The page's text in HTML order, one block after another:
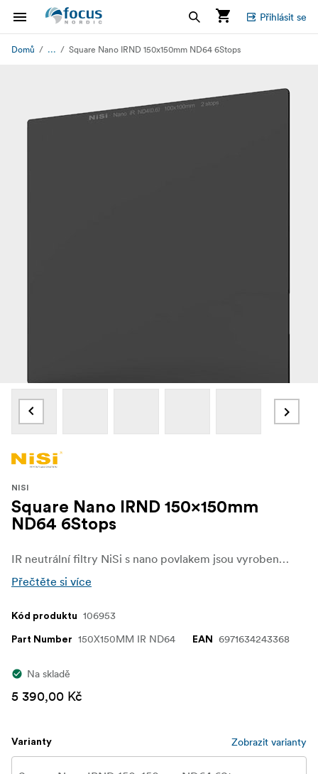
Přihlásit se
Domů ... Square Nano IRND 150x150mm ND64 6Stops
NISI
Square Nano IRND 150x150mm
ND64 6Stops
IR neutrální filtry NiSi s nano povlakem jsou vyrobeny z optického skla s vysokým rozlišením a jsou vybaveny oboustrannou technologií nano povlaku. Umožňují delší expoziční čas, což poskytuje nekonečné kreativní možnosti. Technologie IR umožňuje zachytit živé barvy věrné skutečnosti.
Přečtěte si více
Kód produktu 106953
Part Number 150X150MM IR ND64 EAN 6971634243368
Na skladě
5 390,00 Kč
Varianty Zobrazit varianty